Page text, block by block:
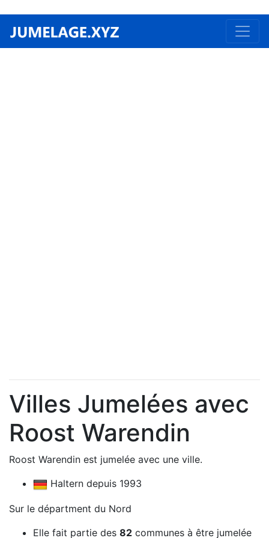
Villes Jumelées avec
Roost Warendin
Roost Warendin est jumelée avec une ville.
Haltern depuis 1993
Sur le départment du Nord
Elle fait partie des 82 communes à être jumelée